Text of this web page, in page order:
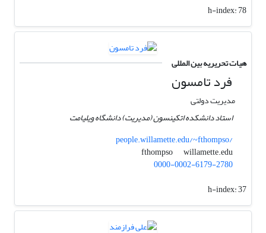
h-index:78
هیات تحریریه بین المللی
فرد تامسون
مدیریت دولتی
استاد دانشکده اتکینسون (مدیریت) دانشگاه ویلیامت
people.willamette.edu/~fthompso/
fthompso
willamette.edu
0000-0002-6179-2780
h-index:37